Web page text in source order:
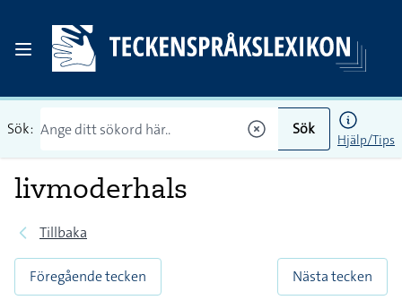
Sök: Sök
Hjälp/Tips
livmoderhals
Tillbaka
Föregående tecken
Nästa tecken